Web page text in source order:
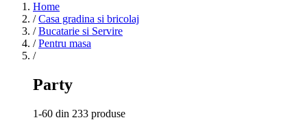
Home
/ Casa gradina si bricolaj
/ Bucatarie si Servire
/ Pentru masa
/
Party
1-60 din 233 produse